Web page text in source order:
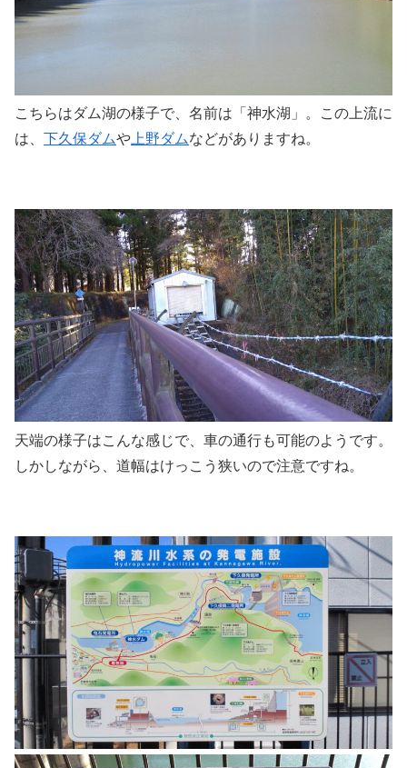
こちらはダム湖の様子で、名前は「神水湖」。この上流に
は、 下久保ダムや 上野ダムなどがありますね。
天端の様子はこんな感じで、車の通行も可能のようです。
しかしながら、道幅はけっこう狭いので注意ですね。